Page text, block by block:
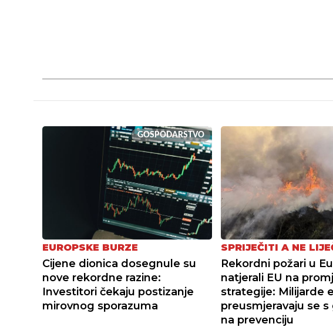
GOSPODARSTVO
EUROPSKE BURZE
Cijene dionica dosegnule su
nove rekordne razine:
Investitori čekaju postizanje
mirovnog sporazuma
SPRIJEČITI A NE
Rekordni požari u
natjerali EU na
strategije: Milijarde
preusmjeravaju se s
na prevenciju